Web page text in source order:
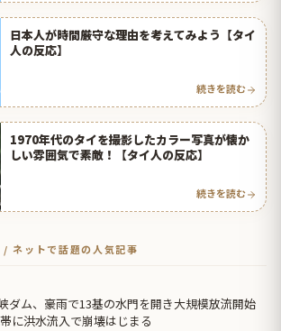
日本人が時間厳守な理由を考えてみよう【タイ
人の反応】
続きを読む
1970年代のタイを撮影したカラー写真が懐か
しい雰囲気で素敵！【タイ人の反応】
続きを読む
ットで話題の人気記事
ダム、豪雨で13基の水門を開き大規模放流開始
に洪水流入で崩壊はじまる